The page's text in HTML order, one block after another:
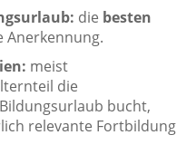
die besten
Anerkennung.
meist
die
bucht,
relevante Fortbildung